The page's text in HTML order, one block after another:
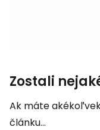
Zostali
Ak máte
článku...